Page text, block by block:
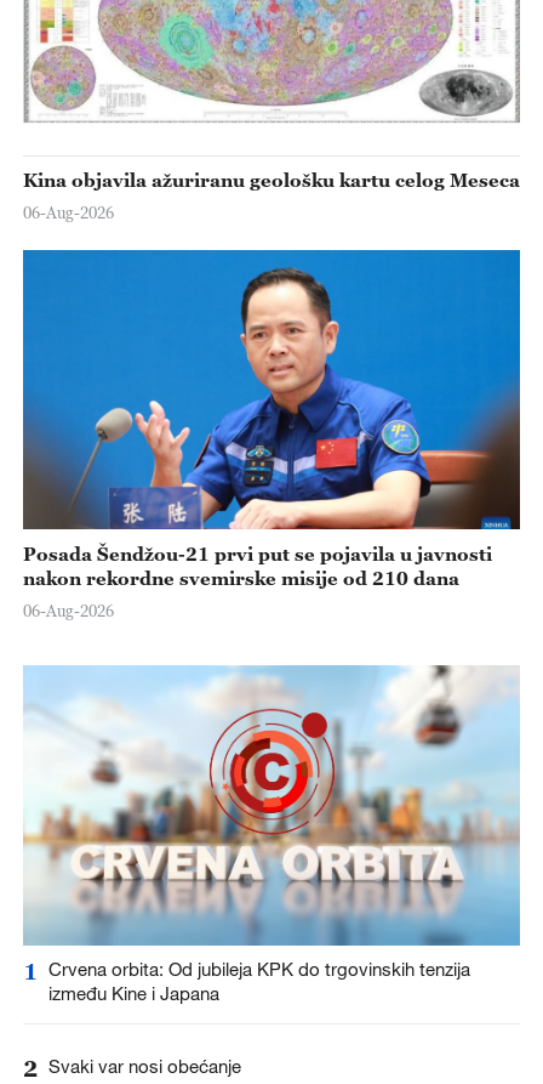
Kina objavila ažuriranu geološku kartu celog Meseca
06-Aug-2026
Posada Šendžou-21 prvi put se pojavila u javnosti
nakon rekordne svemirske misije od 210 dana
06-Aug-2026
1
Crvena orbita: Od jubileja KPK do trgovinskih tenzija
između Kine i Japana
2 Svaki var nosi obećanje